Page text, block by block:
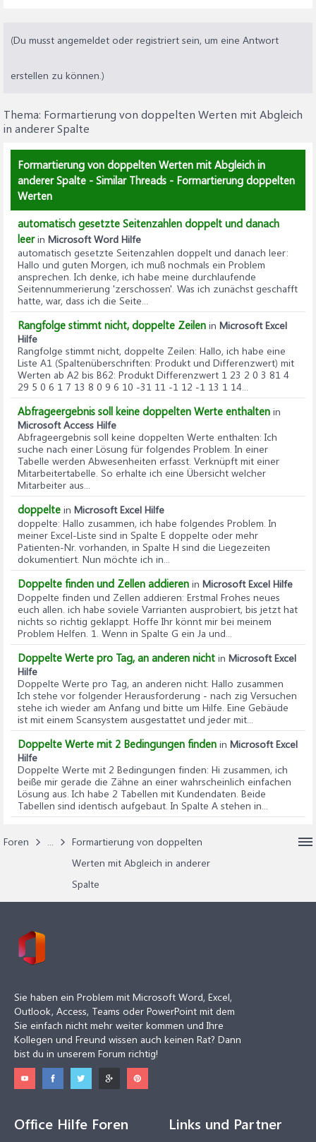
(Du musst angemeldet oder registriert sein, um eine Antwort
erstellen zu können.)
Thema: Formartierung von doppelten Werten mit Abgleich
in anderer Spalte
Formartierung von doppelten Werten mit Abgleich in
anderer Spalte - Similar Threads - Formartierung doppelten
Werten
automatisch gesetzte Seitenzahlen doppelt und danach
leerin Microsoft Word Hilfe
automatisch gesetzte Seitenzahlen doppelt und danach leer:
Hallo und guten Morgen, ich muß nochmals ein Problem
ansprechen. Ich denke, ich habe meine durchlaufende
Seitennummerierung 'zerschossen'. Was ich zunächst geschafft
hatte, war, dass ich die Seite...
Rangfolge stimmt nicht, doppelte Zeilen in Microsoft Excel
Hilfe
Rangfolge stimmt nicht, doppelte Zeilen: Hallo, ich habe eine
Liste A1 (Spaltenüberschriften: Produkt und Differenzwert) mit
Werten ab A2 bis B62: Produkt Differenzwert 1 23 2 0 3 81 4
29 5 0 6 1 7 13 8 0 9 6 10 -31 11 -1 12 -1 13 1 14...
Abfrageergebnis soll keine doppelten Werte enthalten in
Microsoft Access Hilfe
Abfrageergebnis soll keine doppelten Werte enthalten: Ich
suche nach einer Lösung für folgendes Problem. In einer
Tabelle werden Abwesenheiten erfasst. Verknüpft mit einer
Mitarbeitertabelle. So erhalte ich eine Übersicht welcher
Mitarbeiter aus...
doppelte in Microsoft Excel Hilfe
doppelte: Hallo zusammen, ich habe folgendes Problem. In
meiner Excel-Liste sind in Spalte E doppelte oder mehr
Patienten-Nr. vorhanden, in Spalte H sind die Liegezeiten
dokumentiert. Nun möchte ich in...
Doppelte finden und Zellen addieren in Microsoft Excel Hilfe
Doppelte finden und Zellen addieren: Erstmal Frohes neues
euch allen. ich habe soviele Varrianten ausprobiert, bis jetzt hat
nichts so richtig geklappt. Hoffe Ihr könnt mir bei meinem
Problem Helfen. 1. Wenn in Spalte G ein Ja und...
Doppelte Werte pro Tag, an anderen nicht in Microsoft Excel
Hilfe
Doppelte Werte pro Tag, an anderen nicht: Hallo zusammen
Ich stehe vor folgender Herausforderung - nach zig Versuchen
stehe ich wieder am Anfang und bitte um Hilfe. Eine Gebäude
ist mit einem Scansystem ausgestattet und jeder mit...
Doppelte Werte mit 2 Bedingungen finden in Microsoft Excel
Hilfe
Doppelte Werte mit 2 Bedingungen finden: Hi zusammen, ich
beiße mir gerade die Zähne an einer wahrscheinlich einfachen
Lösung aus. Ich habe 2 Tabellen mit Kundendaten. Beide
Tabellen sind identisch aufgebaut. In Spalte A stehen in...
Foren ...
Formartierung von doppelten
Werten mit Abgleich in anderer
Spalte
Sie haben ein Problem mit Microsoft Word, Excel,
Outlook, Access, Teams oder PowerPoint mit dem
Sie einfach nicht mehr weiter kommen und Ihre
Kollegen und Freund wissen auch keinen Rat? Dann
bist du in unserem Forum richtig!
Office Hilfe Foren Links und Partner